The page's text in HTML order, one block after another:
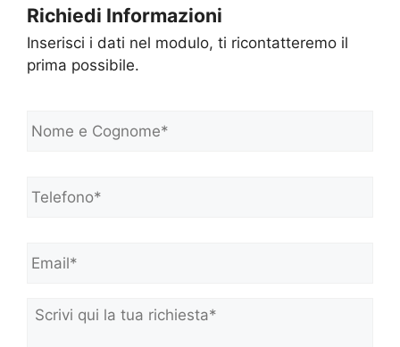
Richiedi Informazioni
Inserisci i dati nel modulo, ti ricontatteremo il
prima possibile.
o
e
C
n
m
Scrivi
qui